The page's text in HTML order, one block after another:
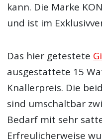
kann. Die Marke
und ist im
Das hier getestete
ausgestattete 15
Knallerpreis. Die
sind umschaltbar
Bedarf mit sehr
Erfreulicherweise